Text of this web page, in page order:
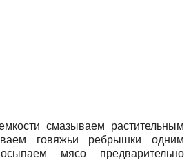
смазываем растительным
говяжьи ребрышки одним
мясо предварительно